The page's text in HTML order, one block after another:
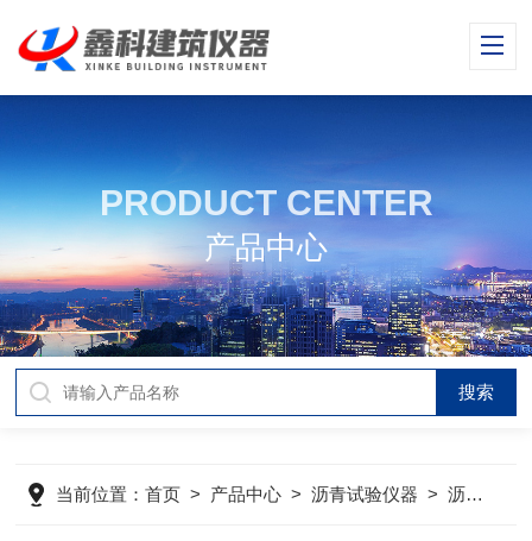
PRODUCT CENTER
产品中心
当前位置：首页 > 产品中心 >沥青试验仪器 >沥青搅拌站试验仪器